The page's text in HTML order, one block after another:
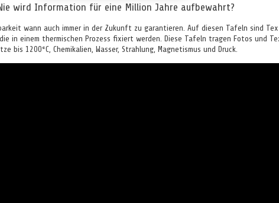
wird Information für eine Million Jahre aufbewahrt?
wann auch immer in der Zukunft zu garantieren. Auf diesen Tafeln sind
in einem thermischen Prozess fixiert werden. Diese Tafeln tragen Fotos und
bis 1200°C, Chemikalien, Wasser, Strahlung, Magnetismus und Druck.